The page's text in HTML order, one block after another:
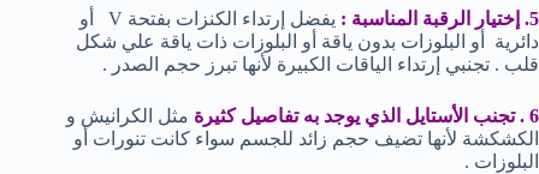
5. إختيار الرقبة المناسبة :
يفضل إرتداء الكنزات بفتحة V أو
دائرية أو البلوزات بدون ياقة أو البلوزات ذات ياقة علي شكل
قلب . تجنبي إرتداء الياقات الكبيرة لأنها تبرز حجم الصدر .
6 . تجنب الأستايل الذي يوجد به تفاصيل كثيرة
مثل الكرانيش و
الكشكشة لأنها تضيف حجم زائد للجسم سواء كانت تنورات أو
البلوزات .